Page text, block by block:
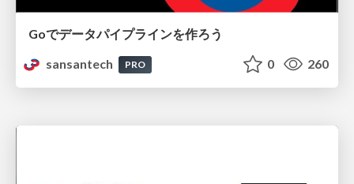
Goでデータパイプラインを作ろう
sansantech
PRO 0 260